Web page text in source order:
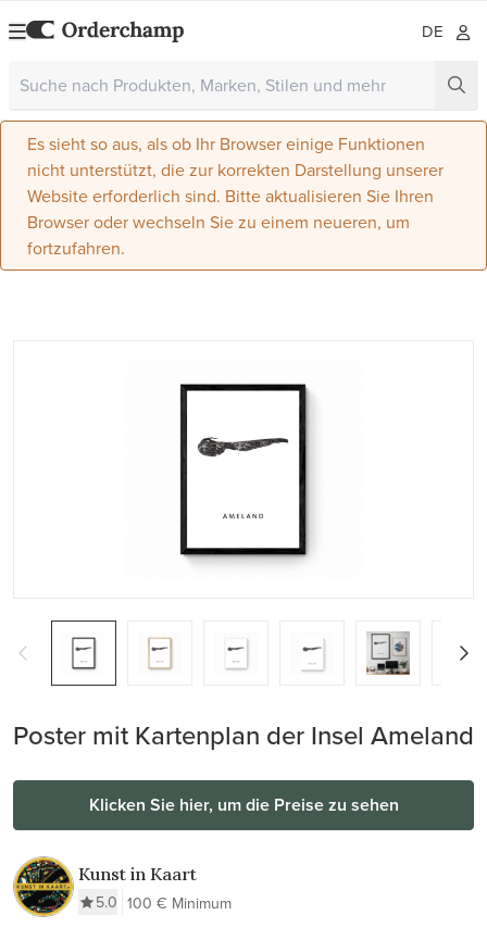
DE
Es sieht so aus, als ob Ihr Browser einige Funktionen
nicht unterstützt, die zur korrekten Darstellung unserer
Website erforderlich sind. Bitte aktualisieren Sie Ihren
Browser oder wechseln Sie zu einem neueren, um
fortzufahren.
Poster mit Kartenplan der Insel Ameland
Klicken Sie hier, um die Preise zu sehen
Kunst in Kaart
5.0 100 € Minimum